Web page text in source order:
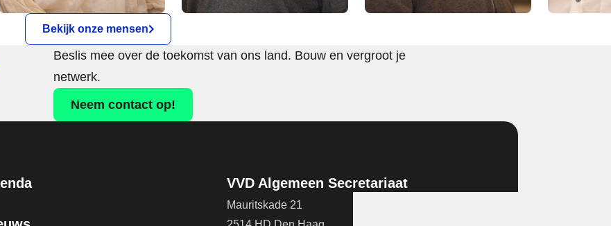
Bekijk onze mensen
Beslis mee over de toekomst van ons land. Bouw en vergroot je
netwerk.
Neem contact op!
VVD Algemeen Secretariaat
Mauritskade 21